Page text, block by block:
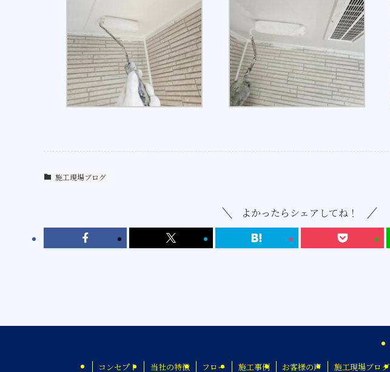
施工現場ブログ
よかったらシェアしてね！
コンセプト 当社の特徴 フロー 施工事例 お客様の声 施工現場ブログ